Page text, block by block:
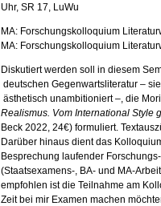
Uhr, SR 17, LuWu
MA: Forschungskolloquium
MA: Forschungskolloquium
Diskutiert werden soll in diesem
deutschen Gegenwartsliteratur –
ästhetisch unambitioniert –, die
Realismus. Vom International Style
Beck 2022, 24€) formuliert.
Darüber hinaus dient das
Besprechung laufender
(Staatsexamens-, BA- und MA-
empfohlen ist die Teilnahme am
Zeit bei mir Examen machen